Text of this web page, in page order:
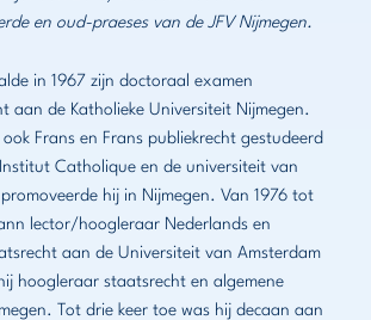
en oud-praeses van de JFV Nijmegen.
in 1967 zijn doctoraal examen
aan de Katholieke Universiteit Nijmegen.
Frans en Frans publiekrecht gestudeerd
Catholique en de universiteit van
promoveerde hij in Nijmegen. Van 1976 tot
lector/hoogleraar Nederlands en
aan de Universiteit van Amsterdam
hoogleraar staatsrecht en algemene
Tot drie keer toe was hij decaan aan